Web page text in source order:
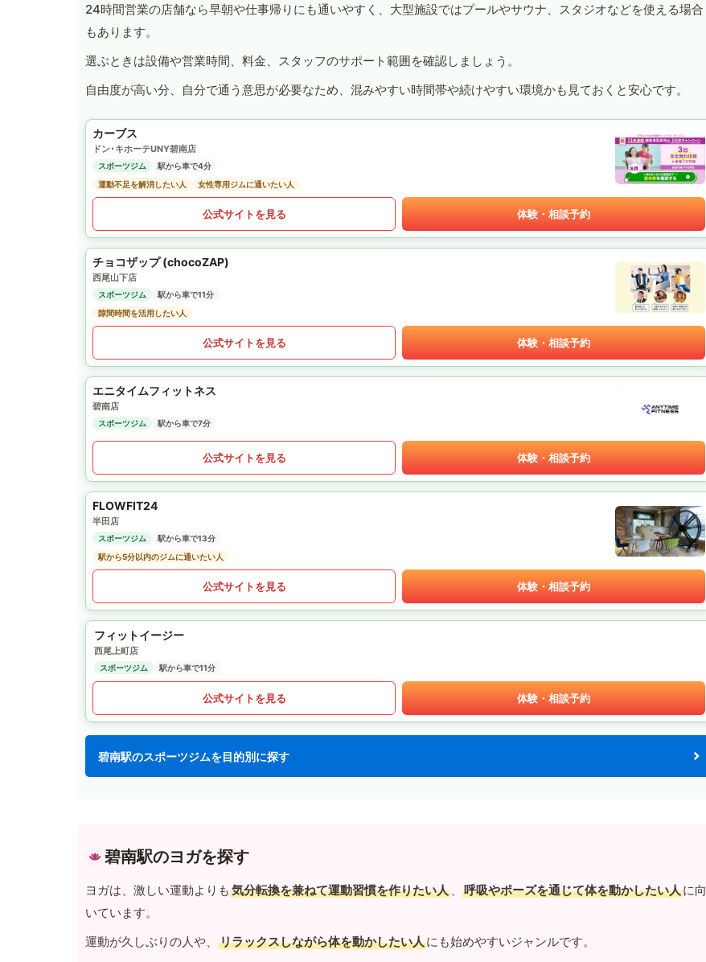
24時間営業の店舗なら早朝や仕事帰りにも通いやすく、大型施設ではプールやサウナ、スタジオなどを使える場合
もあります。
選ぶときは設備や営業時間、料金、スタッフのサポート範囲を確認しましょう。
自由度が高い分、自分で通う意思が必要なため、混みやすい時間帯や続けやすい環境かも見ておくと安心です。
カーブス
ドン･キホーテUNY碧南店
スポーツジム
駅から車で4分
運動不足を解消したい人
女性専用ジムに通いたい人
公式サイトを見る 体験・相談予約
チョコザップ (chocoZAP)
西尾山下店
スポーツジム
駅から車で11分
隙間時間を活用したい人
公式サイトを見る 体験・相談予約
エニタイムフィットネス
碧南店
スポーツジム 駅から車で7分
公式サイトを見る 体験・相談予約
FLOWFIT24
半田店
スポーツジム
駅から車で13分
駅から5分以内のジムに通いたい人
公式サイトを見る 体験・相談予約
フィットイージー
西尾上町店
スポーツジム 駅から車で11分
公式サイトを見る 体験・相談予約
碧南駅のスポーツジムを目的別に探す
碧南駅のヨガを探す
ヨガは、激しい運動よりも 気分転換を兼ねて運動習慣を作りたい人 、 呼吸やポーズを通じて体を動かしたい人に向
いています。
運動が久しぶりの人や、
リラックスしながら体を動かしたい人にも始めやすいジャンルです。